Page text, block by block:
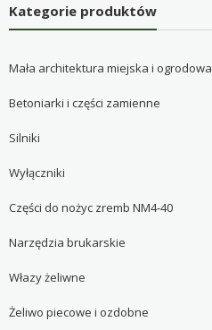
Kategorie produktów
Mała architektura miejska i ogrodowa
Betoniarki i części zamienne
Silniki
Wyłączniki
Części do nożyc zremb NM4-40
Narzędzia brukarskie
Włazy żeliwne
Żeliwo piecowe i ozdobne